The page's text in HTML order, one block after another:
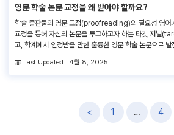
영문 학술 논문 교정을 왜 받아야 할까요?
학술 출판물의 영문 교정(proofreading)의 필요성 영어
교정을 통해 자신의 논문을 투고하고자 하는 타깃 저널
고, 학계에서 인정받을 만한 훌륭한 영문 학술 논문으로
인 성과를 널리 알리는 데 제약을 받고 있습니다. 사실, 영
Last Updated : 4월 8, 2025
< 1 … 4